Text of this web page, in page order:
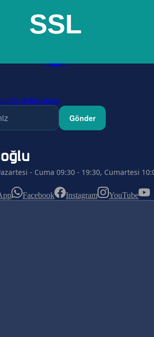
doğrulaması
Gönder
- Cuma 09:30 - 19:30, Cumartesi
Facebook Instagram YouTube